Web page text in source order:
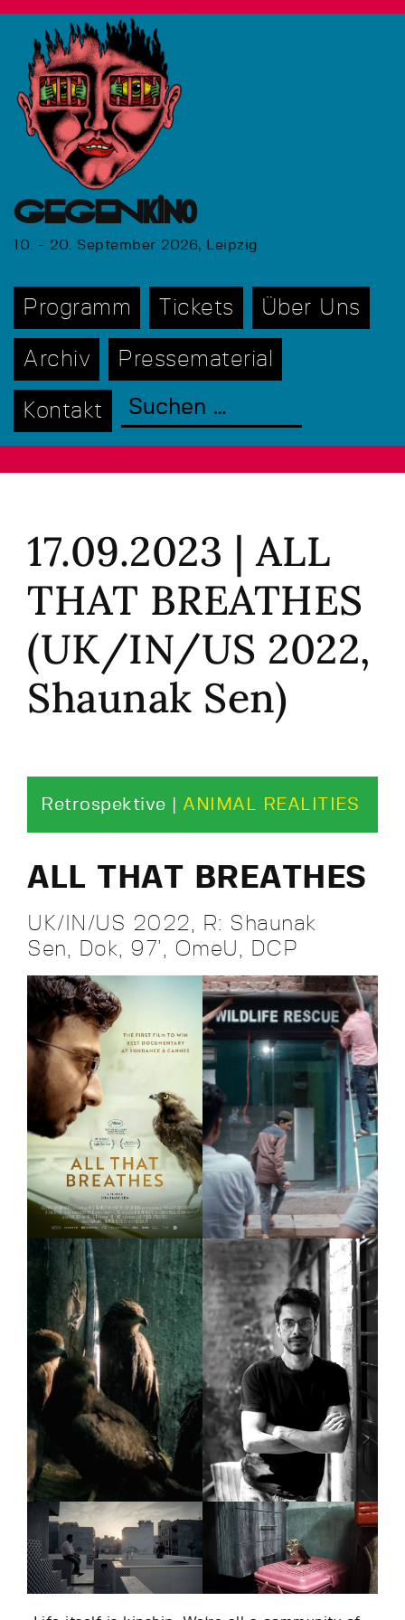
GEGENkino
10. - 20. September 2026, Leipzig
Programm Tickets Über Uns
Archiv Pressematerial
Kontakt
17.09.2023 | ALL
THAT BREATHES
(UK/IN/US 2022,
Shaunak Sen)
Retrospektive | ANIMAL REALITIES
ALL THAT BREATHES
UK/IN/US 2022, R: Shaunak
Sen, Dok, 97’, OmeU, DCP